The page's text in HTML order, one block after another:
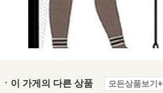
ㆍ이 가게의 다른 상품 모든상품보기+